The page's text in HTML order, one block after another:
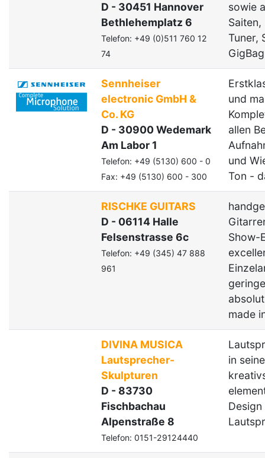
D - 30451 Hannover
Bethlehemplatz 6
Telefon: +49 (0)511 760 12
74
sowie
Saiten,
Tuner,
Sennheiser
electronic GmbH &
Co. KG
D - 30900 Wedemark
Am Labor 1
Telefon: +49 (5130) 600 - 0
Fax: +49 (5130) 600 - 300
und
allen
und
Ton -
RISCHKE GUITARS
D - 06114 Halle
Felsenstrasse 6c
Telefon: +49 (345) 47 888
961
Show-
made
DIVINA MUSICA
Lautsprecher-
Skulpturen
D - 83730
Fischbachau
Alpenstraße 8
Telefon: 0151-29124440
in